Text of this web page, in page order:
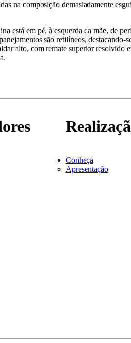
na composição demasiadamente
está em pé, à esquerda da mãe, de
são retilíneos, destacando-
alto, com remate superior resolvido
Conheça
Apresentação